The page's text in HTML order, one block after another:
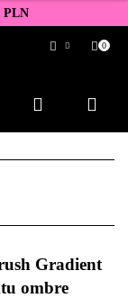
PLN
Zarejestruj się
zgłoszenie
Zgody cookies
0
Gradient
ombre